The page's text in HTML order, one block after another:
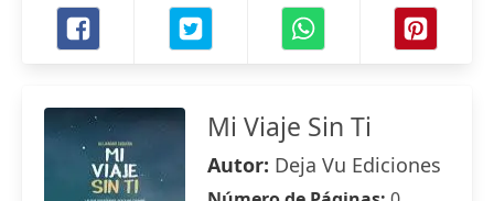
Mi Viaje Sin Ti
Autor: Deja Vu Ediciones